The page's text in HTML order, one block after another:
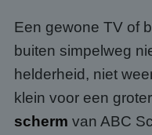
Een gewone TV of
buiten simpelweg
helderheid, niet
klein voor een
scherm van ABC